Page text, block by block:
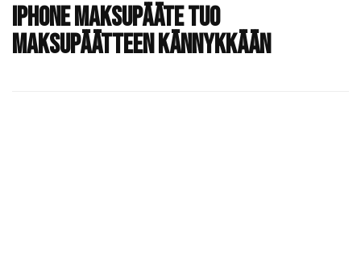
iPhone maksupääte tuo
maksupäätteen kännykkään